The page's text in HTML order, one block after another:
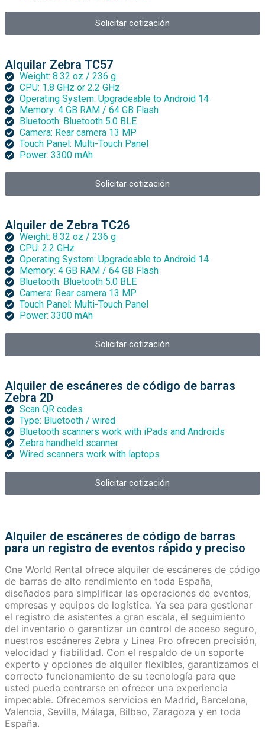
Solicitar cotización
Alquilar Zebra TC57
Weight: 8.32 oz / 236 g
CPU: 1.8 GHz or 2.2 GHz
Operating System: Upgradeable to Android 14
Memory: 4 GB RAM / 64 GB Flash
Bluetooth: Bluetooth 5.0 BLE
Camera: Rear camera 13 MP
Touch Panel: Multi-Touch Panel
Power: 3300 mAh
Solicitar cotización
Alquiler de Zebra TC26
Weight: 8.32 oz / 236 g
CPU: 2.2 GHz
Operating System: Upgradeable to Android 14
Memory: 4 GB RAM / 64 GB Flash
Bluetooth: Bluetooth 5.0 BLE
Camera: Rear camera 13 MP
Touch Panel: Multi-Touch Panel
Power: 3300 mAh
Solicitar cotización
Alquiler de escáneres de código de barras
Zebra 2D
Scan QR codes
Type: Bluetooth / wired
Bluetooth scanners work with iPads and Androids
Zebra handheld scanner
Wired scanners work with laptops
Solicitar cotización
Alquiler de escáneres de código de barras
para un registro de eventos rápido y preciso
One World Rental ofrece alquiler de escáneres de código
de barras de alto rendimiento en toda España,
diseñados para simplificar las operaciones de eventos,
empresas y equipos de logística. Ya sea para gestionar
el registro de asistentes a gran escala, el seguimiento
del inventario o garantizar un control de acceso seguro,
nuestros escáneres Zebra y Linea Pro ofrecen precisión,
velocidad y fiabilidad. Con el respaldo de un soporte
experto y opciones de alquiler flexibles, garantizamos el
correcto funcionamiento de su tecnología para que
usted pueda centrarse en ofrecer una experiencia
impecable. Ofrecemos servicios en Madrid, Barcelona, ​​
Valencia, Sevilla, Málaga, Bilbao, Zaragoza y en toda
España.